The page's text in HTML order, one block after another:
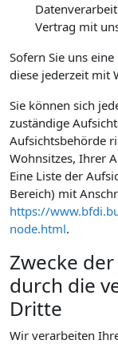
Vertrag mit
Sofern Sie uns
diese jederzeit mit
Sie können sich
zuständige
Aufsichtsbehörde
Wohnsitzes, Ihrer
Eine Liste der
Bereich) mit
https://
node.html.
Zwecke
durch die
Dritte
Wir verarbeiten